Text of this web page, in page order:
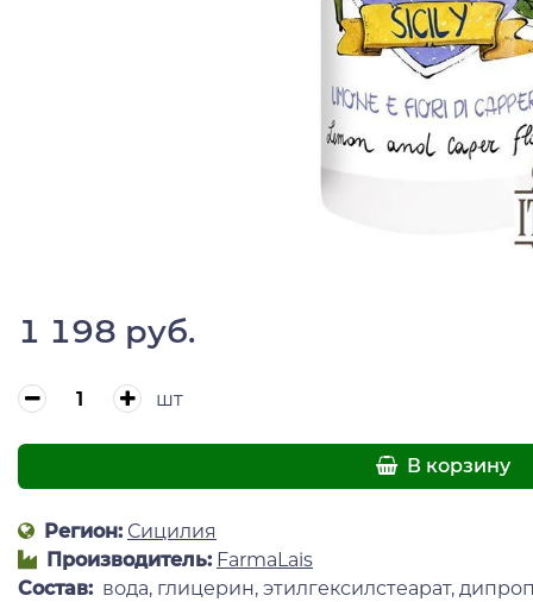
1 198 руб.
шт
В корзину
Регион: Сицилия
Производитель: FarmaLais
Состав: вода, глицерин, этилгексилстеарат,